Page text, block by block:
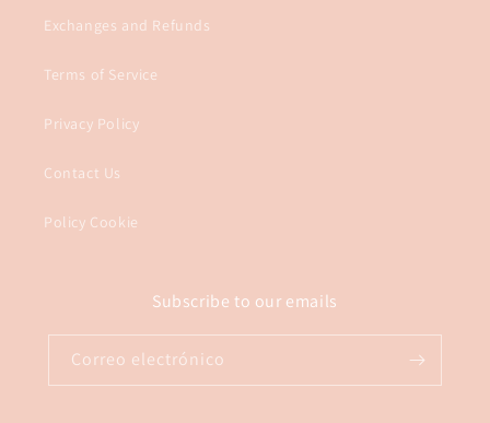
Exchanges and Refunds
Terms of Service
Privacy Policy
Contact Us
Policy Cookie
Subscribe to our emails
Correo electrónico